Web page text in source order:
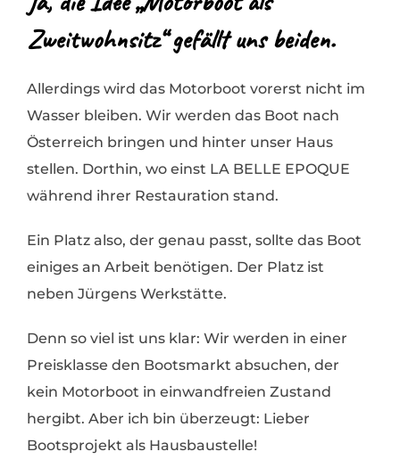
Zweitwohnsitz“ gefällt uns beiden.
Allerdings wird das Motorboot vorerst nicht im
Wasser bleiben. Wir werden das Boot nach
Österreich bringen und hinter unser Haus
stellen. Dorthin, wo einst LA BELLE EPOQUE
während ihrer Restauration stand.
Ein Platz also, der genau passt, sollte das Boot
einiges an Arbeit benötigen. Der Platz ist
neben Jürgens Werkstätte.
Denn so viel ist uns klar: Wir werden in einer
Preisklasse den Bootsmarkt absuchen, der
kein Motorboot in einwandfreien Zustand
hergibt. Aber ich bin überzeugt: Lieber
Bootsprojekt als Hausbaustelle!